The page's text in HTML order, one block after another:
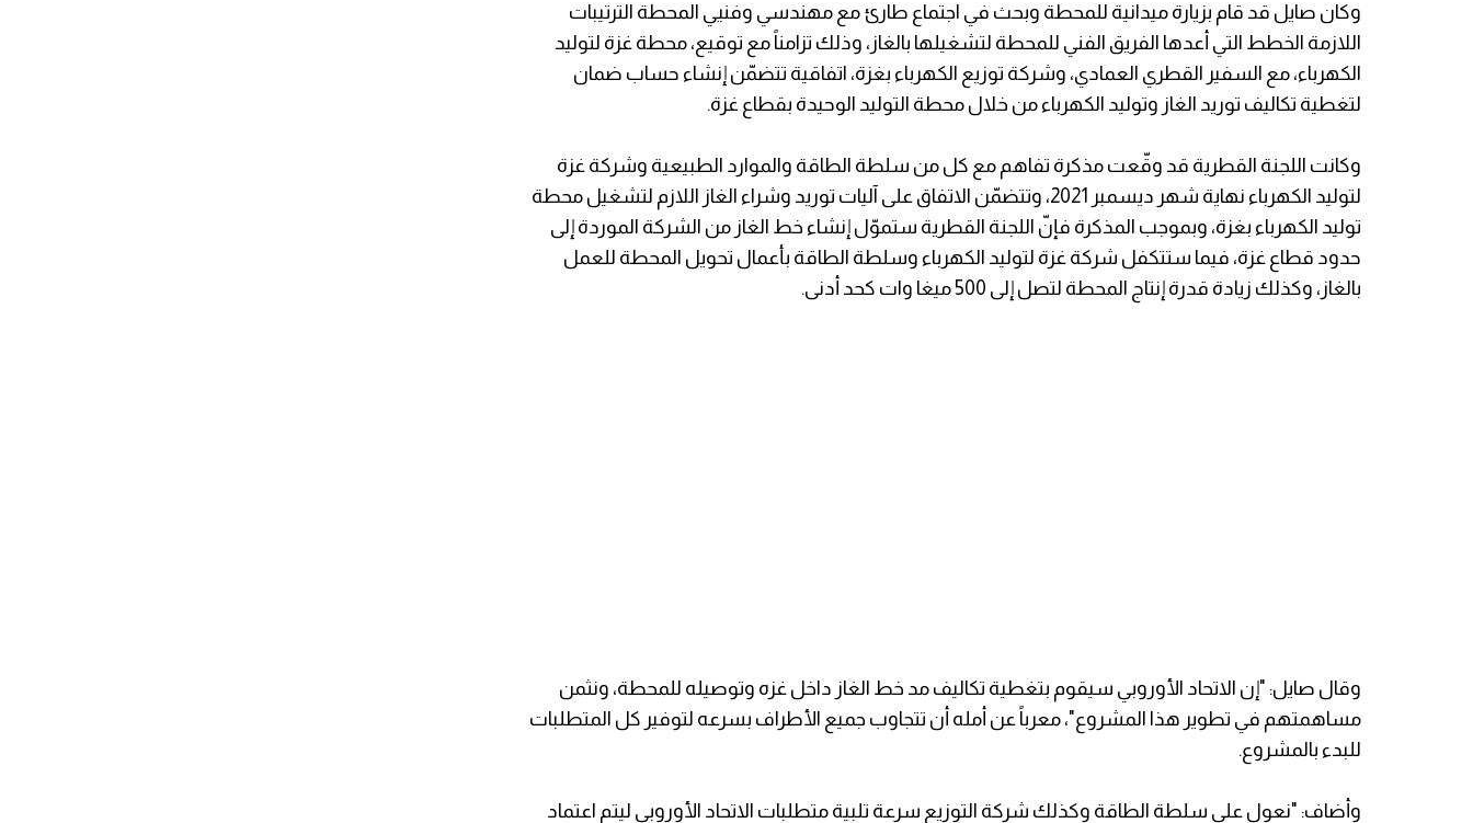
وكان صايل قد قام بزيارة ميدانية للمحطة وبحث في اجتماع طارئ مع مهندسي وفنيي المحطة الترتيبات
اللازمة الخطط التي أعدها الفريق الفني للمحطة لتشغيلها بالغاز، وذلك تزامناً مع توقيع، محطة غزة لتوليد
الكهرباء، مع السفير القطري العمادي، وشركة توزيع الكهرباء بغزة، اتفاقية تتضمّن إنشاء حساب ضمان
لتغطية تكاليف توريد الغاز وتوليد الكهرباء من خلال محطة التوليد الوحيدة بقطاع غزة.
وكانت اللجنة القطرية قد وقّعت مذكرة تفاهم مع كل من سلطة الطاقة والموارد الطبيعية وشركة غزة
لتوليد الكهرباء نهاية شهر ديسمبر 2021، وتتضمّن الاتفاق على آليات توريد وشراء الغاز اللازم لتشغيل محطة
توليد الكهرباء بغزة، وبموجب المذكرة فإنّ اللجنة القطرية ستموّل إنشاء خط الغاز من الشركة الموردة إلى
حدود قطاع غزة، فيما ستتكفل شركة غزة لتوليد الكهرباء وسلطة الطاقة بأعمال تحويل المحطة للعمل
بالغاز، وكذلك زيادة قدرة إنتاج المحطة لتصل إلى 500 ميغا وات كحد أدنى.
وقال صايل: "إن الاتحاد الأوروبي سيقوم بتغطية تكاليف مد خط الغاز داخل غزه وتوصيله للمحطة، ونثمن
مساهمتهم في تطوير هذا المشروع"، معرباً عن أمله أن تتجاوب جميع الأطراف بسرعه لتوفير كل المتطلبات
للبدء بالمشروع.
وأضاف: "نعول على سلطة الطاقة وكذلك شركة التوزيع سرعة تلبية متطلبات الاتحاد الأوروبي ليتم اعتماد